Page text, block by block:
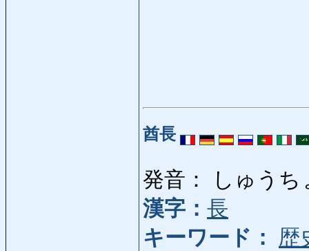
酋長
発音： しゅうち
漢字： 長
キーワード：
歴